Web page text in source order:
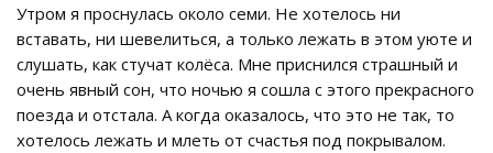
Утром я проснулась около семи. Не хотелось ни
вставать, ни шевелиться, а только лежать в этом уюте и
слушать, как стучат колёса. Мне приснился страшный и
очень явный сон, что ночью я сошла с этого прекрасного
поезда и отстала. А когда оказалось, что это не так, то
хотелось лежать и млеть от счастья под покрывалом.